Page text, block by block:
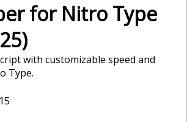
for Nitro Type
with customizable speed and
Type.